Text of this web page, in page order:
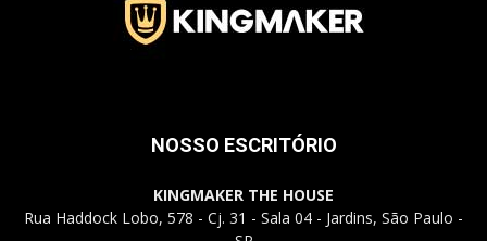
NOSSO ESCRITÓRIO
KINGMAKER THE HOUSE
Rua Haddock Lobo, 578 - Cj. 31 - Sala 04 - Jardins, São Paulo -